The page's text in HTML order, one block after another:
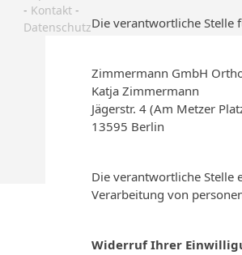
Die verantwortliche Stelle
Zimmermann GmbH
Katja Zimmermann
Jägerstr. 4 (Am Metzer
13595 Berlin
Die verantwortliche Stelle
Verarbeitung von
Widerruf Ihrer
- Kontakt -
Datenschutz